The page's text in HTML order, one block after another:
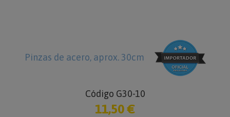
Pinzas de acero, aprox. 30cm
Código G30-10
11,50 €